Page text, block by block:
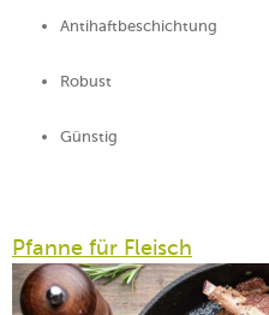
Antihaftbeschichtung
Robust
Günstig
Pfanne für Fleisch